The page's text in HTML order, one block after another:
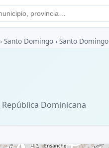
› Santo Domingo › Santo Domingo
Dominicana